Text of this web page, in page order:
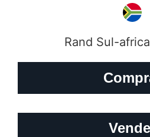
Rand Sul-